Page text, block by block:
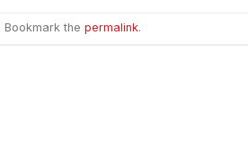
. Bookmark thepermalink.